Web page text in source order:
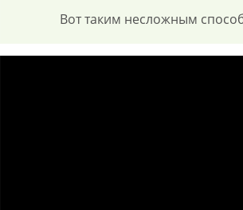
Вот таким несложным